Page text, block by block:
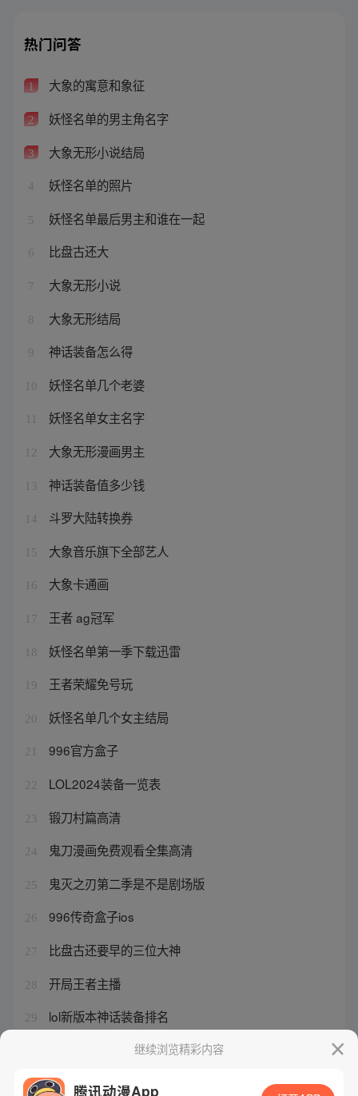
热门问答
1 大象的寓意和象征
2 妖怪名单的男主角名字
3 大象无形小说结局
4 妖怪名单的照片
5 妖怪名单最后男主和谁在一起
6 比盘古还大
7 大象无形小说
8 大象无形结局
9 神话装备怎么得
10 妖怪名单几个老婆
妖怪名单女主名字
12 大象无形漫画男主
13 神话装备值多少钱
14 斗罗大陆转换券
15 大象音乐旗下全部艺人
16 大象卡通画
17 王者 ag冠军
18 妖怪名单第一季下载迅雷
19 王者荣耀免号玩
20 妖怪名单几个女主结局
21 996官方盒子
22 LOL2024装备一览表
23 锻刀村篇高清
24 鬼刀漫画免费观看全集高清
25 鬼灭之刃第二季是不是剧场版
26 996传奇盒子ios
27 比盘古还要早的三位大神
28 开局王者主播
29 lol新版本神话装备排名
下毒手的其他套装叫什么继续浏览精彩内容
腾讯动漫App